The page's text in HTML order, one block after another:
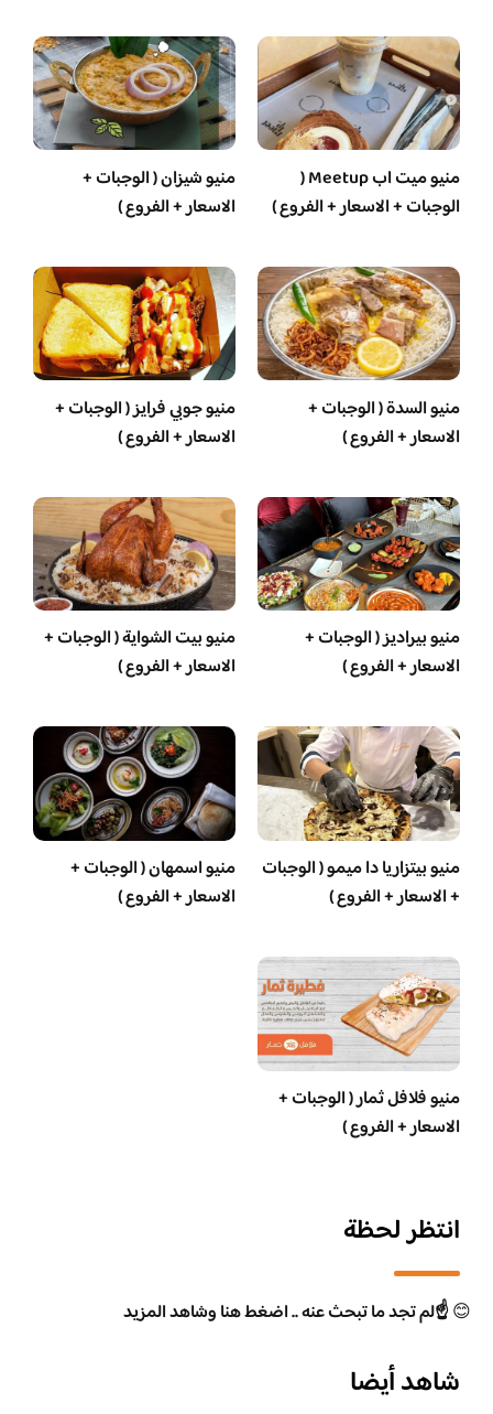
منيو ميت اب Meetup (
الوجبات + الاسعار + الفروع )
منيو شيزان ( الوجبات +
الاسعار + الفروع )
منيو السدة ( الوجبات +
الاسعار + الفروع )
منيو جوبي فرايز ( الوجبات +
الاسعار + الفروع )
منيو بيراديز ( الوجبات +
الاسعار + الفروع )
منيو بيت الشواية ( الوجبات +
الاسعار + الفروع )
منيو بيتزاريا دا ميمو ( الوجبات
+ الاسعار + الفروع )
منيو اسمهان ( الوجبات +
الاسعار + الفروع )
منيو فلافل ثمار ( الوجبات +
الاسعار + الفروع )
انتظر لحظة
😊☝️لم تجد ما تبحث عنه .. اضغط هنا وشاهد المزيد
شاهد أيضا